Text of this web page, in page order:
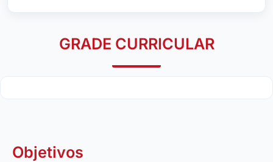
GRADE CURRICULAR
Objetivos